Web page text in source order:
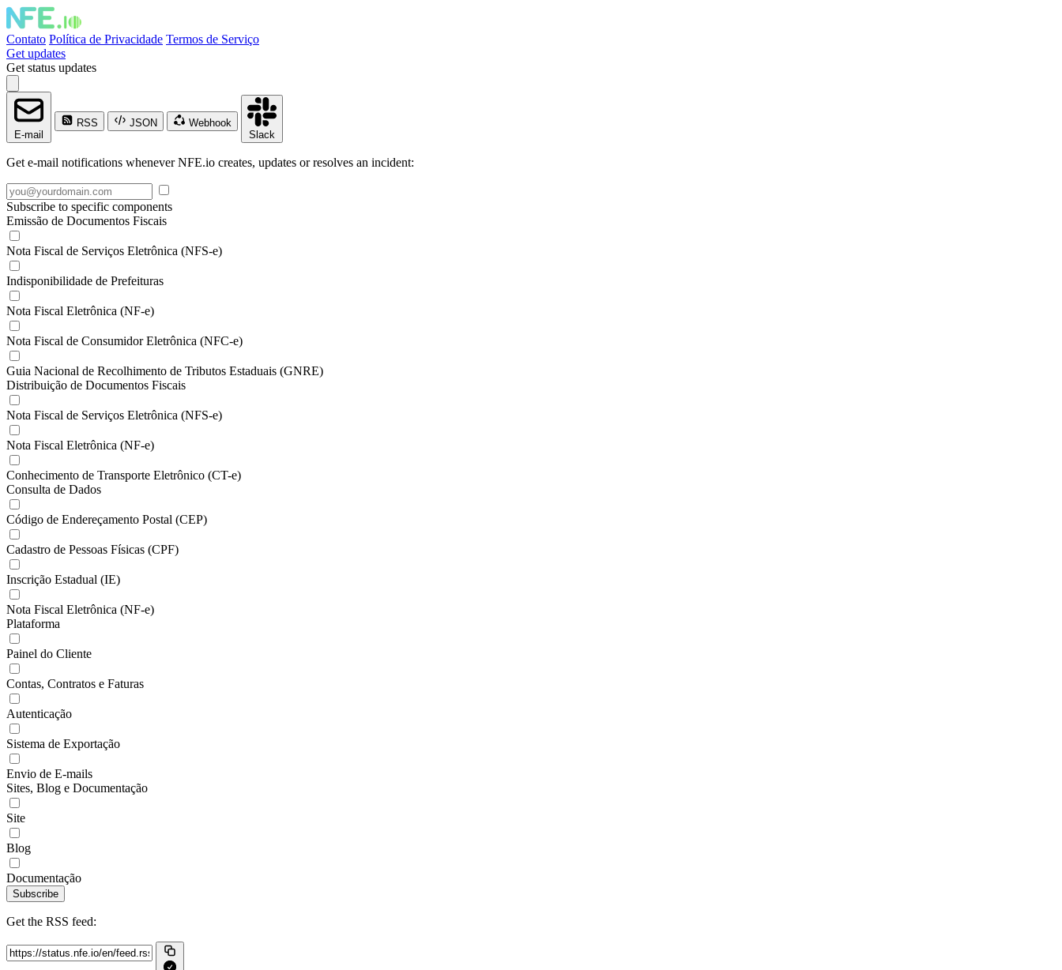
Contato Política de Privacidade Termos de Serviço
Get updates
Get status updates
E-mail
RSS JSON
Webhook
Slack
Get e-mail notifications whenever NFE.io creates, updates or resolves an incident:
Subscribe to specific components
Emissão de Documentos Fiscais
Nota Fiscal de Serviços Eletrônica (NFS-e)
Indisponibilidade de Prefeituras
Nota Fiscal Eletrônica (NF-e)
Nota Fiscal de Consumidor Eletrônica (NFC-e)
Guia Nacional de Recolhimento de Tributos Estaduais (GNRE)
Distribuição de Documentos Fiscais
Nota Fiscal de Serviços Eletrônica (NFS-e)
Nota Fiscal Eletrônica (NF-e)
Conhecimento de Transporte Eletrônico (CT-e)
Consulta de Dados
Código de Endereçamento Postal (CEP)
Cadastro de Pessoas Físicas (CPF)
Inscrição Estadual (IE)
Nota Fiscal Eletrônica (NF-e)
Plataforma
Painel do Cliente
Contas, Contratos e Faturas
Autenticação
Sistema de Exportação
Envio de E-mails
Sites, Blog e Documentação
Site
Blog
Documentação
Subscribe
Get the RSS feed: